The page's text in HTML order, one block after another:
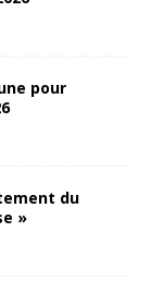
pour
du
»